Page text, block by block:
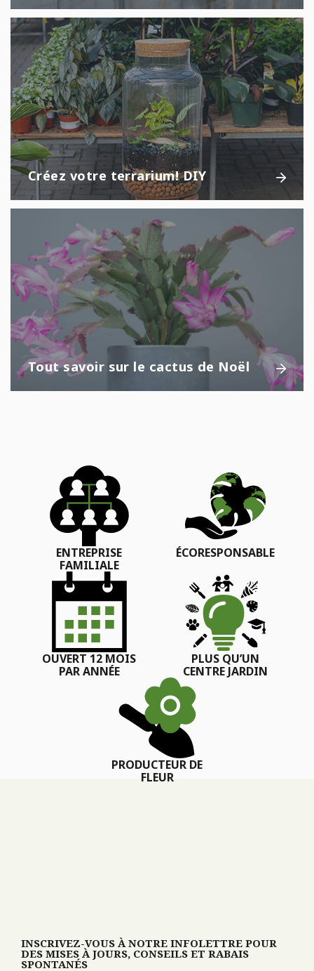
Créez votre terrarium! DIY
Tout savoir sur le cactus de Noël
ENTREPRISE
FAMILIALE
ÉCORESPONSABLE
OUVERT 12 MOIS
PAR ANNÉE
PLUS QU’UN
CENTRE JARDIN
PRODUCTEUR DE
FLEUR
INSCRIVEZ-VOUS À NOTRE INFOLETTRE POUR
DES MISES À JOURS, CONSEILS ET RABAIS
SPONTANÉS